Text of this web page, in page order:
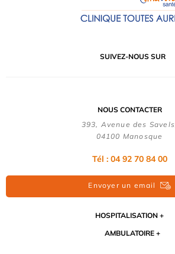
SUIVEZ-NOUS SUR
NOUS CONTACTER
393, Avenue des Savels,
04100 Manosque
Tél : 04 92 70 84 00
Envoyer un email
HOSPITALISATION
AMBULATOIRE